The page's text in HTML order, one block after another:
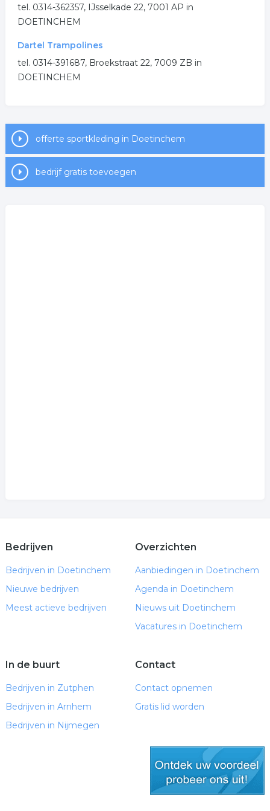
tel. 0314-362357, IJsselkade 22, 7001 AP in
DOETINCHEM
Dartel Trampolines
tel. 0314-391687, Broekstraat 22, 7009 ZB in
DOETINCHEM
offerte sportkleding in Doetinchem
bedrijf gratis toevoegen
Bedrijven
Bedrijven in Doetinchem
Nieuwe bedrijven
Meest actieve bedrijven
Overzichten
Aanbiedingen in Doetinchem
Agenda in Doetinchem
Nieuws uit Doetinchem
Vacatures in Doetinchem
In de buurt
Bedrijven in Zutphen
Bedrijven in Arnhem
Bedrijven in Nijmegen
Contact
Contact opnemen
Gratis lid worden